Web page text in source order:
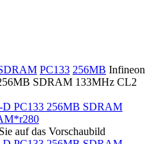
PC133 256MB Infineon
SDRAM 133MHz CL2
auf das Vorschaubild